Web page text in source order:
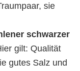
sie
schwarzer
gilt: Qualität
gutes Salz und